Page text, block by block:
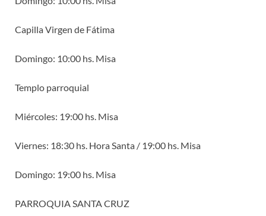
Capilla Virgen de Fátima
Domingo: 10:00 hs. Misa
Templo parroquial
Miércoles: 19:00 hs. Misa
Viernes: 18:30 hs. Hora Santa / 19:00 hs. Misa
Domingo: 19:00 hs. Misa
PARROQUIA SANTA CRUZ